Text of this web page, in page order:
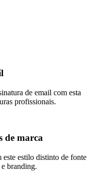
de email com esta
profissionais.
de marca
estilo distinto de fonte
branding.